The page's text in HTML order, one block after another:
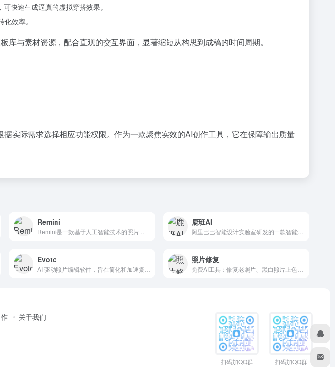
快速生成逼真的虚拟穿搭效果。
效率。
与素材资源，配合直观的交互界面，显著缩短从构思到成稿的时间周期。
实际需求选择相应功能权限。作为一款聚焦实效的AI创作工具，它在保障输出质量
Remini 鹿班AI
Evoto 照片修复
关于我们
扫码加QQ群 扫码加QQ群